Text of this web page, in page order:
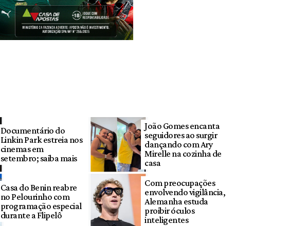
Documentário do
Linkin Park estreia nos
cinemas em
setembro; saiba mais
João Gomes encanta
seguidores ao surgir
dançando com Ary
Mirelle na cozinha de
casa
Casa do Benin reabre
no Pelourinho com
programação especial
durante a Flipelô
Com preocupações
envolvendo vigilância,
Alemanha estuda
proibir óculos
inteligentes